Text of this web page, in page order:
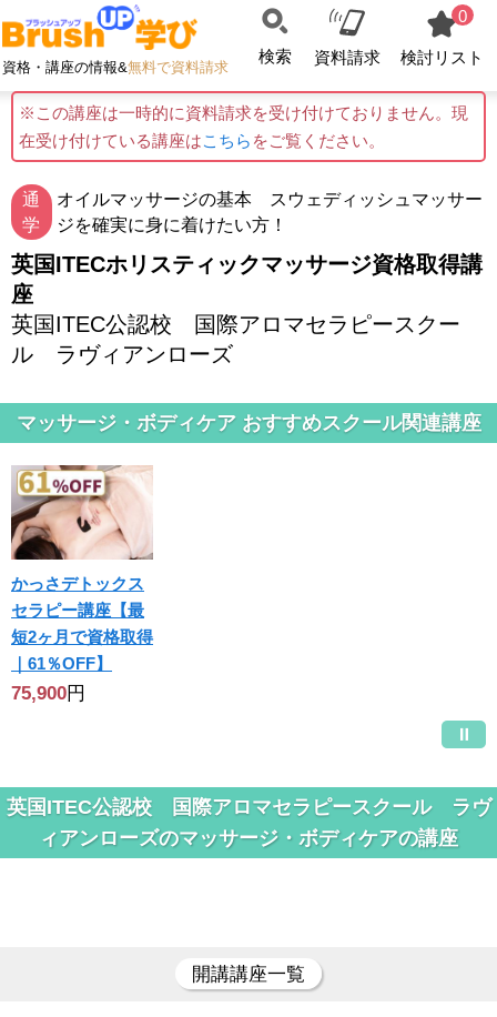
資格・講座の情報&無料で資料請求
検索 資料請求
0
検討リスト
※この講座は一時的に資料請求を受け付けておりません。現
在受け付けている講座はこちら をご覧ください。
通
学
オイルマッサージの基本 スウェディッシュマッサー
ジを確実に身に着けたい方！
英国ITECホリスティックマッサージ資格取得講
座
英国ITEC公認校 国際アロマセラピースクー
ル ラヴィアンローズ
マッサージ・ボディケア おすすめスクール関連講座
かっさデトックス
セラピー講座【最
短2ヶ月で資格取得
｜61％OFF】
75,900円
英国ITEC公認校 国際アロマセラピースクール ラヴ
ィアンローズのマッサージ・ボディケアの講座
開講講座一覧